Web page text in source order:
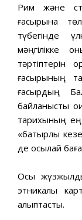
Рим және
ғасырына
түбегінде
мәңгілікке
тәртіптерін
ғасырының
ғасырдың
байланысты
тарихының ең
«батырлық
де осылай
Осы
этникалық
қалыптасты.